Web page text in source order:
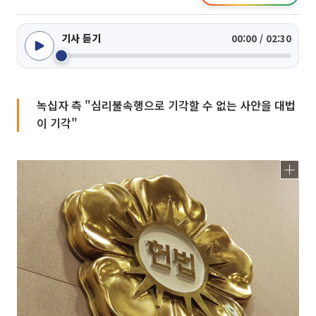
기사 듣기 00:00 / 02:30
녹십자 측 "심리불속행으로 기각할 수 없는 사안을 대법
이 기각"